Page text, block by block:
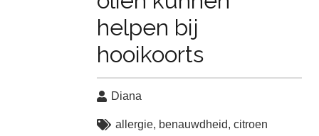
helpen bij
hooikoorts
Diana
allergie, benauwdheid,citroen